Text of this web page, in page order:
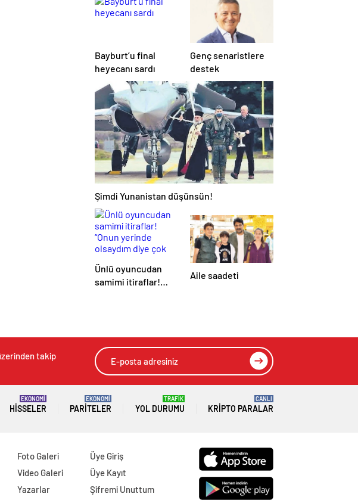
Bayburt’u final
heyecanı sardı
Genç senaristlere
destek
Şimdi Yunanistan düşünsün!
Ünlü oyuncudan
samimi itiraflar!
Aile saadeti
takip
HISSELER
EKONOMİ
PARITELER
EKONOMİ
YOL DURUMU
TRAFİK
KRIPTO PARALAR
CANLI
Foto Galeri
Video Galeri
Yazarlar
Üye Giriş
Üye Kayıt
Şifremi Unuttum